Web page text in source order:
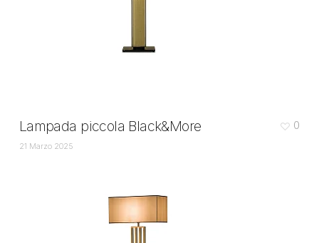
Lampada piccola Black&More
21 Marzo 2025
0